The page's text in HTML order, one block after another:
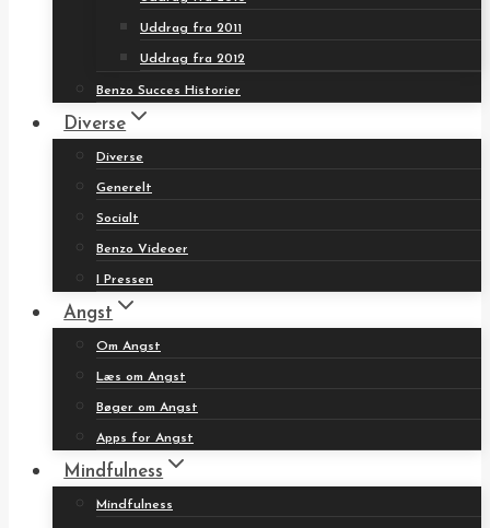
Uddrag fra 2011
Uddrag fra 2012
Benzo Succes Historier
Diverse
Diverse
Generelt
Socialt
Benzo Videoer
I Pressen
Angst
Om Angst
Læs om Angst
Bøger om Angst
Apps for Angst
Mindfulness
Mindfulness